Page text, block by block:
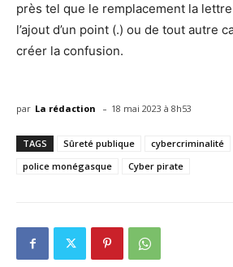
près tel que le remplacement la
l’ajout d’un point (.) ou de tout autre
créer la confusion.
par La rédaction - 18 mai 2023 à 8h53
TAGS Sûreté publique cybercriminalité
police monégasque
Cyber pirate